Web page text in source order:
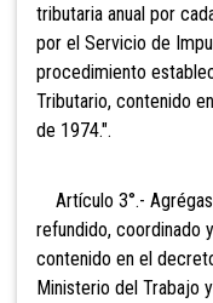
tributaria anual por
por el Servicio de
procedimiento
Tributario, contenido
de 1974.".
Artículo 3°.-
refundido, coordinado
contenido en el
Ministerio del Trabajo